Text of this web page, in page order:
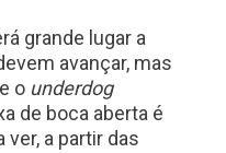
grande lugar a
avançar, mas
o underdog
de boca aberta é
ver, a partir das